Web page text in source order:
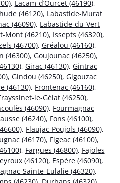
, Lacam-d’Ourcet (46190),
(46120), Labastide-Murat
(46090), Labastide-du-Vert
Mont (46210), Issepts (46320),
(46700), Gréalou (46160),
(46300), Goujounac (46250),
, Girac (46130), Gintrac
, Gindou (46250), Gigouzac
(46130), Frontenac (46160),
le-Gélat (46250),
(46090), Fourmagnac
(46240), Fons (46100),
, Flaujac-Poujols (46090),
(46170), Figeac (46100),
, Fargues (46800), Fajoles
(46120), Espère (46090),
Sainte-Eulalie (46320),